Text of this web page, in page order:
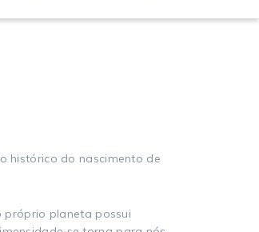
histórico do nascimento de
próprio planeta possui